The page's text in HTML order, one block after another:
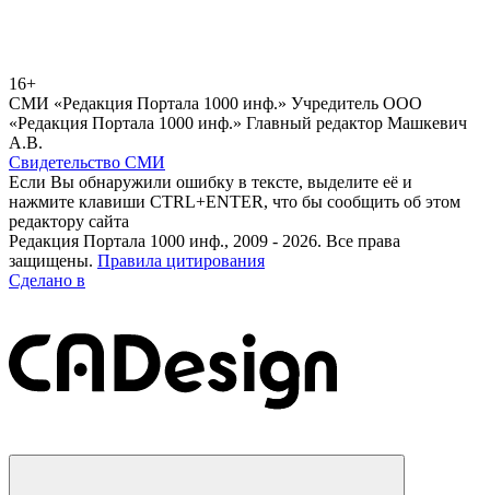
16+
СМИ «Редакция Портала 1000 инф.» Учредитель ООО
«Редакция Портала 1000 инф.» Главный редактор Машкевич
А.В.
Свидетельство СМИ
Если Вы обнаружили ошибку в тексте, выделите её и
нажмите клавиши CTRL+ENTER, что бы сообщить об этом
редактору сайта
Редакция Портала 1000 инф., 2009 - 2026. Все права
защищены. Правила цитирования
Сделано в